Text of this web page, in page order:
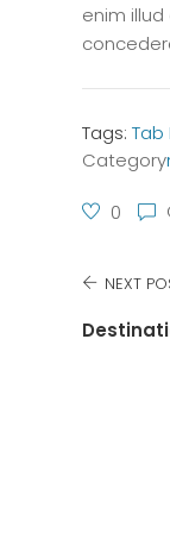
enim
Tags: Tab
Category
0
NEXT